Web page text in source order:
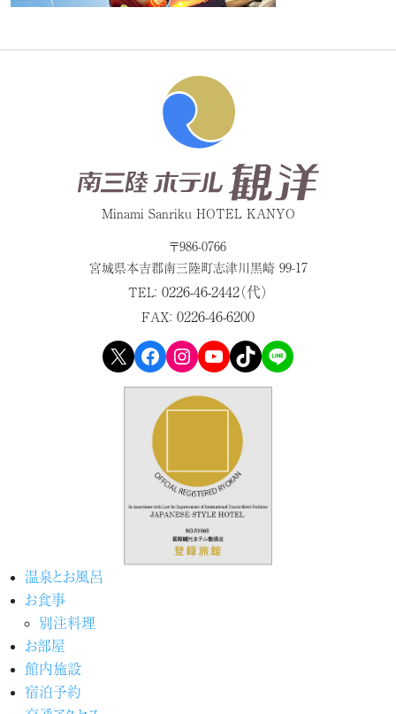
Minami Sanriku HOTEL KANYO
〒986-0766
宮城県本吉郡南三陸町志津川黒崎 99-17
TEL： 0226-46-2442（代）
FAX： 0226-46-6200
X Facebook Instagram YouTube TikTok LINE
温泉とお風呂
お食事
別注料理
お部屋
館内施設
宿泊予約